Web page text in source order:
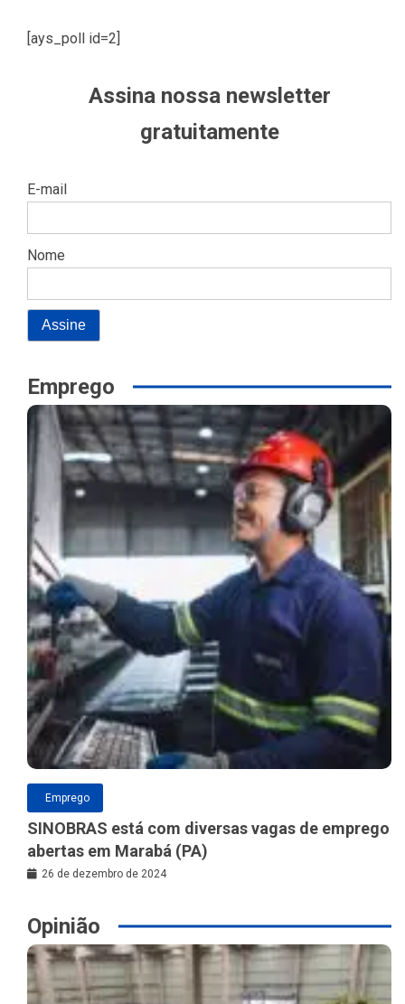
[ays_poll id=2]
Assina nossa newsletter
gratuitamente
E-mail
Nome
Emprego
Emprego
SINOBRAS está com diversas vagas de emprego
abertas em Marabá (PA)
26 de dezembro de 2024
Opinião